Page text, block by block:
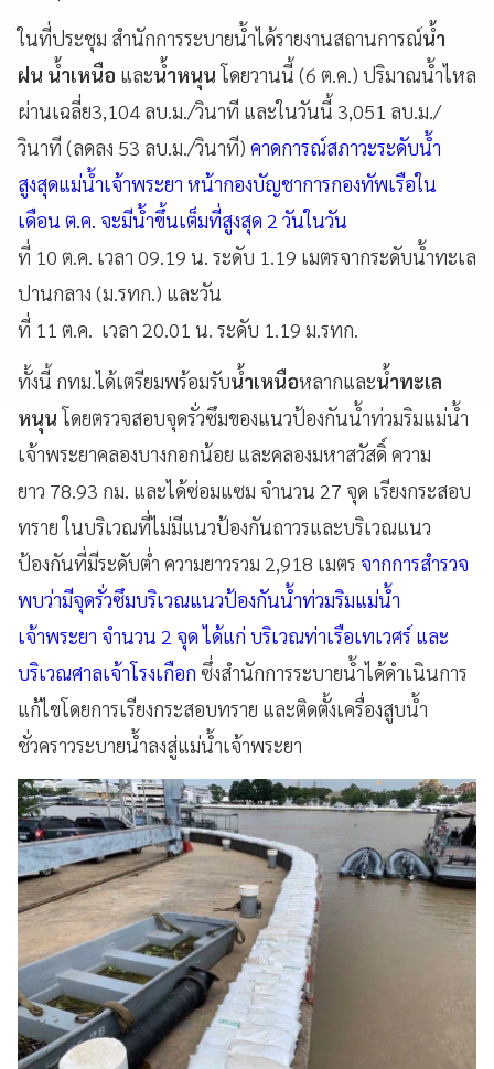
ในที่ประชุม สำนักการระบายน้ำได้รายงานสถานการณ์น้ำ
ฝน น้ำเหนือ และน้ำหนุนโดยวานนี้ (6 ต.ค.) ปริมาณน้ำไหล
ผ่านเฉลี่ย3,104 ลบ.ม./วินาที และในวันนี้ 3,051 ลบ.ม./
วินาที (ลดลง 53 ลบ.ม./วินาที) คาดการณ์สภาวะระดับน้ำ
สูงสุดแม่น้ำเจ้าพระยา หน้ากองบัญชาการกองทัพเรือใน
เดือน ต.ค. จะมีน้ำขึ้นเต็มที่สูงสุด 2 วันในวัน
ที่ 10 ต.ค. เวลา 09.19 น. ระดับ 1.19 เมตรจากระดับน้ำทะเล
ปานกลาง (ม.รทก.) และวัน
ที่ 11 ต.ค. เวลา 20.01 น. ระดับ 1.19 ม.รทก.
ทั้งนี้ กทม.ได้เตรียมพร้อมรับน้ำเหนือหลากและน้ำทะเล
หนุนโดยตรวจสอบจุดรั่วซึมของแนวป้องกันน้ำท่วมริมแม่น้ำ
เจ้าพระยาคลองบางกอกน้อย และคลองมหาสวัสดิ์ ความ
ยาว 78.93 กม. และได้ซ่อมแซม จำนวน 27 จุด เรียงกระสอบ
ทราย ในบริเวณที่ไม่มีแนวป้องกันถาวรและบริเวณแนว
ป้องกันที่มีระดับต่ำ ความยาวรวม 2,918 เมตร จากการสำรวจ
พบว่ามีจุดรั่วซึมบริเวณแนวป้องกันน้ำท่วมริมแม่น้ำ
เจ้าพระยา จำนวน 2 จุด ได้แก่ บริเวณท่าเรือเทเวศร์ และ
บริเวณศาลเจ้าโรงเกือก ซึ่งสำนักการระบายน้ำได้ดำเนินการ
แก้ไขโดยการเรียงกระสอบทราย และติดตั้งเครื่องสูบน้ำ
ชั่วคราวระบายน้ำลงสู่แม่น้ำเจ้าพระยา